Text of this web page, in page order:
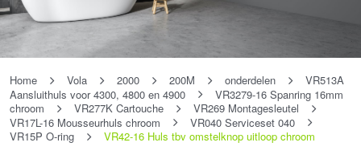
Home Vola 2000 200M onderdelen
VR513A
Aansluithuls voor 4300, 4800 en 4900
VR3279-16 Spanring 16mm
chroom
VR277K Cartouche
VR269 Montagesleutel
VR17L-16 Mousseurhuls chroom
VR040 Serviceset 040
VR15P O-ring
VR42-16 Huls tbv omstelknop uitloop chroom